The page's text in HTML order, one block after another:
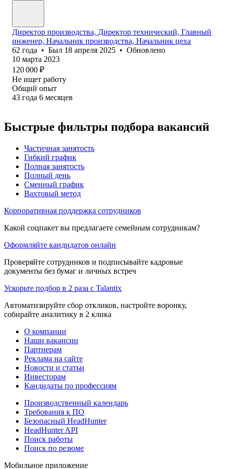
Директор производства, Директор технический, Главный
инженер, Начальник производства, Начальник цеха
62 года • Был 18 апреля 2025 • Обновлено
10 марта 2023
120 000 ₽
Не ищет работу
Общий опыт
43 года 6 месяцев
Быстрые фильтры подбора вакансий
Частичная занятость
Гибкий график
Полная занятость
Полный день
Сменный график
Вахтовый метод
Корпоративная поддержка сотрудников
Какой соцпакет вы предлагаете семейным сотрудникам?
Оформляйте кандидатов онлайн
Проверяйте сотрудников и подписывайте кадровые
документы без бумаг и личных встреч
Ускорьте подбор в 2 раза с Talantix
Автоматизируйте сбор откликов, настройте воронку,
собирайте аналитику в 2 клика
О компании
Наши вакансии
Партнерам
Реклама на сайте
Новости и статьи
Инвесторам
Кандидаты по профессиям
Производственный календарь
Требования к ПО
Безопасный HeadHunter
HeadHunter API
Поиск работы
Поиск по резюме
Мобильное приложение